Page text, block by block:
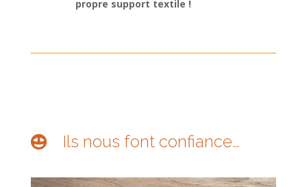
propre support textile !
 Ils nous font confiance…